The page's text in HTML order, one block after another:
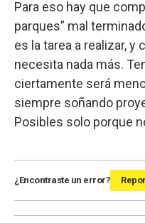
Para eso hay que
parques” mal
es la tarea a realizar, y
necesita nada más.
ciertamente será
siempre soñando
Posibles solo porque
¿Encontraste un error?